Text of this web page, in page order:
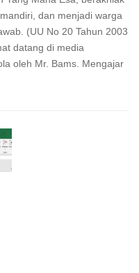
dan menjadi warga
(UU No 20 Tahun 2003
datang di media
oleh Mr. Bams. Mengajar